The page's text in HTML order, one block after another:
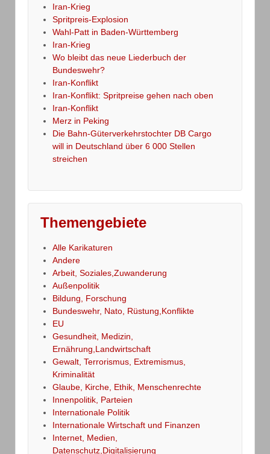
Iran-Krieg
Spritpreis-Explosion
Wahl-Patt in Baden-Württemberg
Iran-Krieg
Wo bleibt das neue Liederbuch der
Bundeswehr?
Iran-Konflikt
Iran-Konflikt: Spritpreise gehen nach oben
Iran-Konflikt
Merz in Peking
Die Bahn-Güterverkehrstochter DB Cargo
will in Deutschland über 6 000 Stellen
streichen
Themengebiete
Alle Karikaturen
Andere
Arbeit, Soziales,Zuwanderung
Außenpolitik
Bildung, Forschung
Bundeswehr, Nato, Rüstung,Konflikte
EU
Gesundheit, Medizin,
Ernährung,Landwirtschaft
Gewalt, Terrorismus, Extremismus,
Kriminalität
Glaube, Kirche, Ethik, Menschenrechte
Innenpolitik, Parteien
Internationale Politik
Internationale Wirtschaft und Finanzen
Internet, Medien,
Datenschutz,Digitalisierung